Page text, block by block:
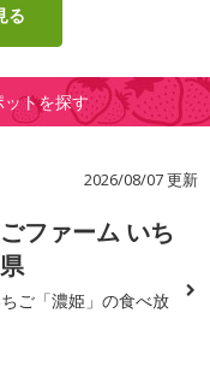
る
トを探す
2026/08/07 更新
ファーム いち
ご「濃姫」の食べ放